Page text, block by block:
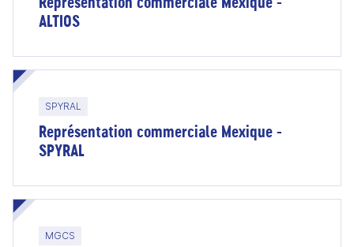
ALTIOS
SPYRAL
Représentation commerciale Mexique -
SPYRAL
MGCS